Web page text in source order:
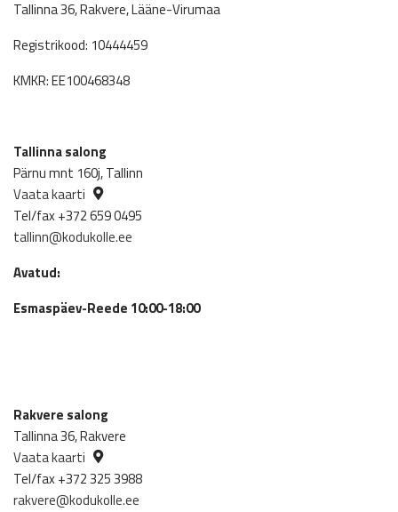
Tallinna 36, Rakvere, Lääne-Virumaa
Registrikood: 10444459
KMKR: EE100468348
Tallinna salong
Pärnu mnt 160j, Tallinn
Vaata kaarti
Tel/fax +372 659 0495
tallinn@kodukolle.ee
Avatud:
Esmaspäev-Reede 10:00-18:00
Rakvere salong
Tallinna 36, Rakvere
Vaata kaarti
Tel/fax +372 325 3988
rakvere@kodukolle.ee